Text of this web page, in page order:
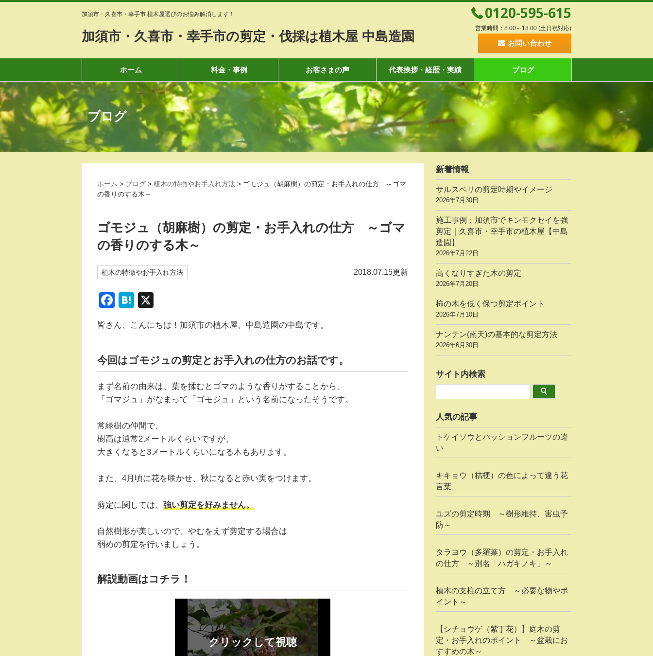
加須市・久喜市・幸手市 植木屋選びのお悩み解消します！
加須市・久喜市・幸手市の剪定・伐採は植木屋 中島造園
0120-595-615
営業時間：8:00～18:00 (土日祝対応)
お問い合わせ
ホーム 料金・事例 お客さまの声 代表挨拶・経歴・実績 ブログ
ブログ
ホーム > ブログ > 植木の特徴やお手入れ方法 > ゴモジュ（胡麻樹）の剪定・お手入れの仕方 ～ゴマ
の香りのする木～
ゴモジュ（胡麻樹）の剪定・お手入れの仕方 ～ゴマ
の香りのする木～
植木の特徴やお手入れ方法 2018.07.15更新
F
c
b
o
o
H
e
a
皆さん、こんにちは！加須市の植木屋、中島造園の中島です。
今回はゴモジュの剪定とお手入れの仕方のお話です。
まず名前の由来は、葉を揉むとゴマのような香りがすることから、
「ゴマジュ」がなまって「ゴモジュ」という名前になったそうです。
常緑樹の仲間で、
樹高は通常2メートルくらいですが、
大きくなると3メートルくらいになる木もあります。
また、4月頃に花を咲かせ、秋になると赤い実をつけます。
剪定に関しては、 強い剪定を好みません。
自然樹形が美しいので、やむをえず剪定する場合は
弱めの剪定を行いましょう。
解説動画はコチラ！
新着情報
サルスベリの剪定時期やイメージ
2026年7月30日
施工事例：加須市でキンモクセイを強
剪定｜久喜市・幸手市の植木屋【中島
造園】
2026年7月22日
高くなりすぎた木の剪定
2026年7月20日
柿の木を低く保つ剪定ポイント
2026年7月10日
ナンテン(南天)の基本的な剪定方法
2026年6月30日
サイト内検索
人気の記事
トケイソウとパッションフルーツの違
い
キキョウ（桔梗）の色によって違う花
言葉
ユズの剪定時期 ～樹形維持、害虫予
防～
タラヨウ（多羅葉）の剪定・お手入れ
の仕方 ～別名「ハガキノキ」～
植木の支柱の立て方 ～必要な物やポ
イント～
【シチョウゲ（紫丁花）】庭木の剪
定・お手入れのポイント ～盆栽にお
すすめの木～